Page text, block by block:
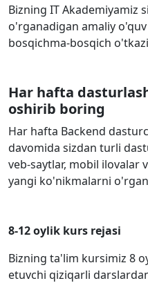
Bizning IT Akademiyamiz
o'rganadigan amaliy
bosqichma-bosqich
Har hafta
oshirib boring
Har hafta Backend
davomida sizdan turli
veb-saytlar, mobil ilovalar
yangi ko'nikmalarni
8-12 oylik kurs rejasi
Bizning ta'lim kursimiz 8
etuvchi qiziqarli